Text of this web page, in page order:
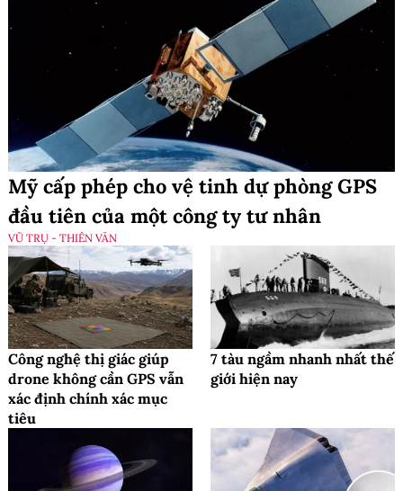
Mỹ cấp phép cho vệ tinh dự phòng GPS
đầu tiên của một công ty tư nhân
VŨ TRỤ - THIÊN VĂN
Công nghệ thị giác giúp
drone không cần GPS vẫn
xác định chính xác mục
tiêu
7 tàu ngầm nhanh nhất thế
giới hiện nay